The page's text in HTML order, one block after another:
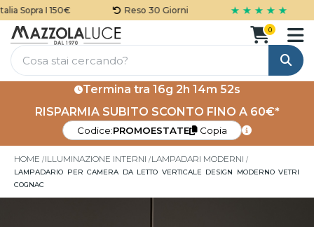
Sopra I 150€ Reso 30 Giorni ★ ★ ★ ★ ★
Cerca
0
Termina tra 16g 2h 14m 52s
RISPARMIA SUBITO SCONTO FINO A 60€*
Codice:PROMOESTATE Copia
HOME ILLUMINAZIONE INTERNI LAMPADARI MODERNI
LAMPADARIO PER CAMERA DA LETTO VERTICALE DESIGN MODERNO VETRI
COGNAC